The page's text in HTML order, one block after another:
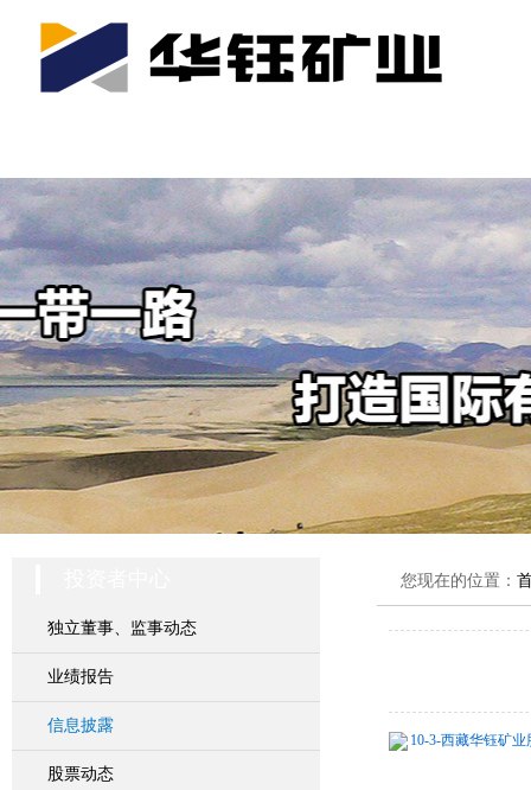
独立董事、监事动态
业绩报告
信息披露
股票动态
您现在的位置：
10-3-西藏华钰矿